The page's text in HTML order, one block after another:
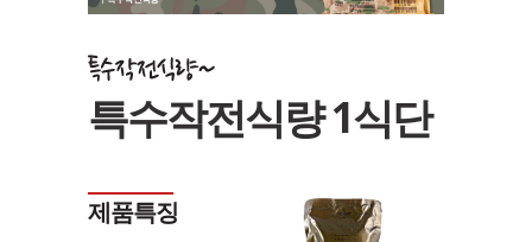
특수작전식량 1식단
제품특징